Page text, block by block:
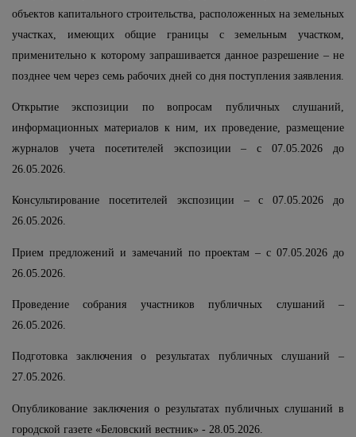
объектов капитального строительства, расположенных на земельных
участках, имеющих общие границы с земельным участком,
применительно к которому запрашивается данное разрешение – не
позднее чем через семь рабочих дней со дня поступления заявления.
Открытие экспозиции по вопросам публичных слушаний,
информационных материалов к ним, их проведение, размещение
журналов учета посетителей экспозиции – с 07.05.2026 до
26.05.2026.
Консультирование посетителей экспозиции – с 07.05.2026 до
26.05.2026.
Прием предложений и замечаний по проектам – с 07.05.2026 до
26.05.2026.
Проведение собрания участников публичных слушаний –
26.05.2026.
Подготовка заключения о результатах публичных слушаний –
27.05.2026.
Опубликование заключения о результатах публичных слушаний в
городской газете «Беловский вестник» - 28.05.2026.